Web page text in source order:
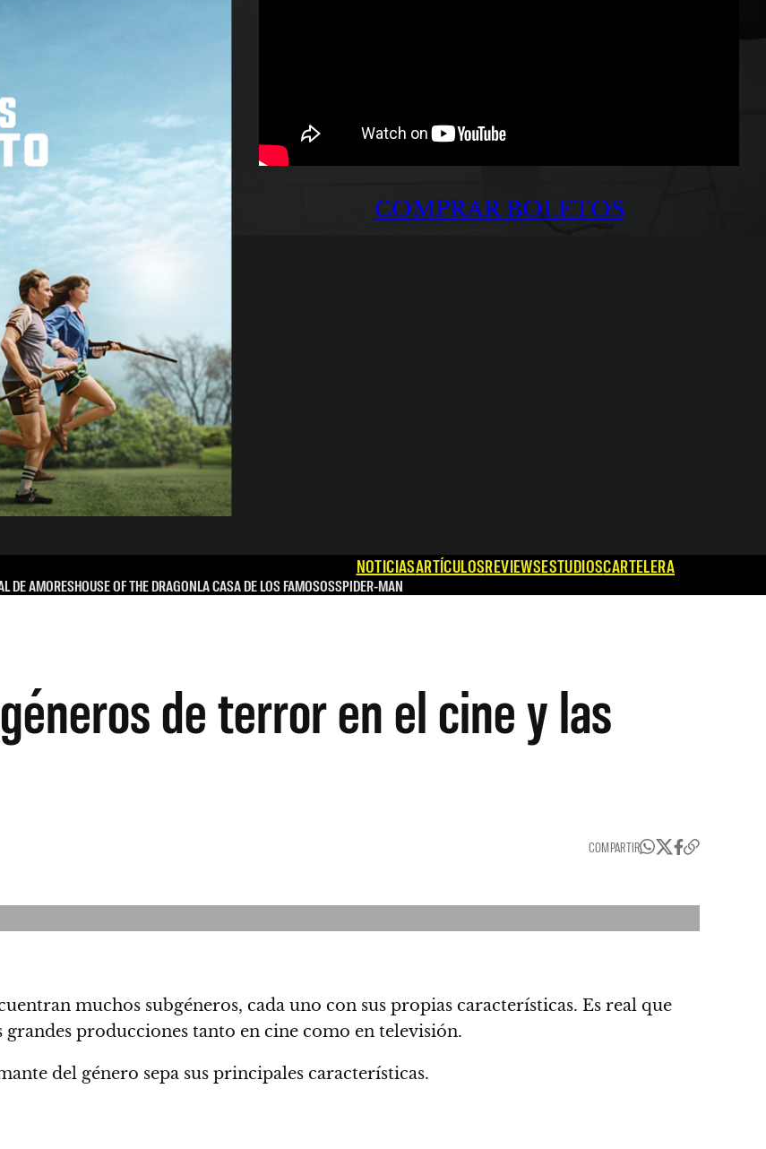
COMPRAR BOLETOS
NOTICIASARTÍCULOSREVIEWSESTUDIOSCARTELERA
DE AMORESHOUSE OF THE DRAGONLA CASA DE LOS FAMOSOSSPIDER-MAN
de terror en el cine y las
COMPARTIR
muchos subgéneros, cada uno con sus propias características. Es real que
producciones tanto en cine como en televisión.
del género sepa sus principales características.